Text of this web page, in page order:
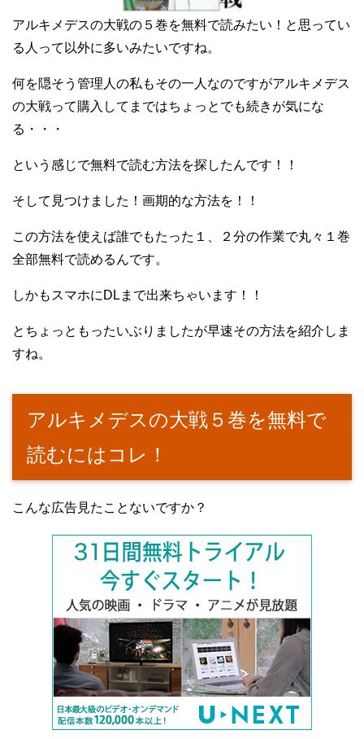
アルキメデスの大戦の５巻を無料で読みたい！と思ってい
る人って以外に多いみたいですね。
何を隠そう管理人の私もその一人なのですがアルキメデス
の大戦って購入してまではちょっとでも続きが気にな
る・・・
という感じで無料で読む方法を探したんです！！
そして見つけました！画期的な方法を！！
この方法を使えば誰でもたった１、２分の作業で丸々１巻
全部無料で読めるんです。
しかもスマホにDLまで出来ちゃいます！！
とちょっともったいぶりましたが早速その方法を紹介しま
すね。
アルキメデスの大戦５巻を無料で
読むにはコレ！
こんな広告見たことないですか？